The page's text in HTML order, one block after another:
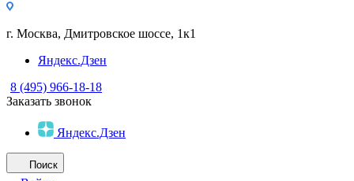
г. Москва, Дмитровское шоссе, 1к1
Яндекс.Дзен
8 (495) 966-18-18
Заказать звонок
Яндекс.Дзен
Поиск